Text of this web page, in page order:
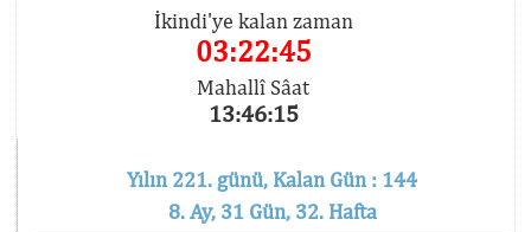
İkindi'ye kalan zaman
03:22:45
Mahallî Sâat
13:46:15
Yılın 221. günü, Kalan Gün : 144
8. Ay, 31 Gün, 32. Hafta